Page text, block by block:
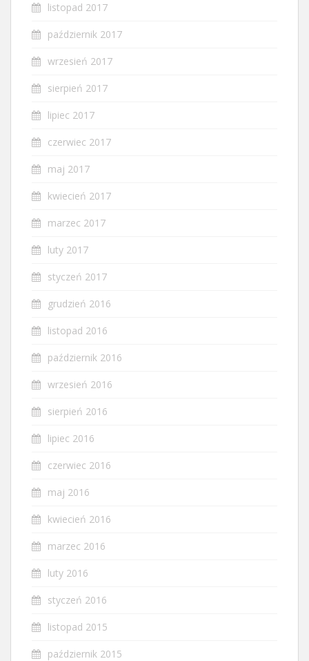
listopad 2017
październik 2017
wrzesień 2017
sierpień 2017
lipiec 2017
czerwiec 2017
maj 2017
kwiecień 2017
marzec 2017
luty 2017
styczeń 2017
grudzień 2016
listopad 2016
październik 2016
wrzesień 2016
sierpień 2016
lipiec 2016
czerwiec 2016
maj 2016
kwiecień 2016
marzec 2016
luty 2016
styczeń 2016
listopad 2015
październik 2015